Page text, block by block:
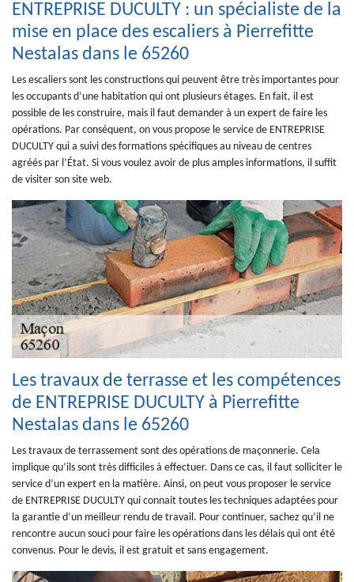
ENTREPRISE DUCULTY : un spécialiste de la
mise en place des escaliers à Pierrefitte
Nestalas dans le 65260
Les escaliers sont les constructions qui peuvent être très importantes pour
les occupants d’une habitation qui ont plusieurs étages. En fait, il est
possible de les construire, mais il faut demander à un expert de faire les
opérations. Par conséquent, on vous propose le service de ENTREPRISE
DUCULTY qui a suivi des formations spécifiques au niveau de centres
agréés par l’État. Si vous voulez avoir de plus amples informations, il suffit
de visiter son site web.
Les travaux de terrasse et les compétences
de ENTREPRISE DUCULTY à Pierrefitte
Nestalas dans le 65260
Les travaux de terrassement sont des opérations de maçonnerie. Cela
implique qu’ils sont très difficiles à effectuer. Dans ce cas, il faut solliciter le
service d’un expert en la matière. Ainsi, on peut vous proposer le service
de ENTREPRISE DUCULTY qui connait toutes les techniques adaptées pour
la garantie d’un meilleur rendu de travail. Pour continuer, sachez qu’il ne
rencontre aucun souci pour faire les opérations dans les délais qui ont été
convenus. Pour le devis, il est gratuit et sans engagement.